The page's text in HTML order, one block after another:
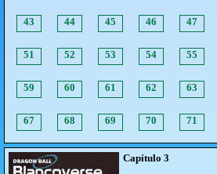
43 44 45 46 47
51 52 53 54 55
59 60 61 62 63
67 68 69 70 71
Capítulo 3